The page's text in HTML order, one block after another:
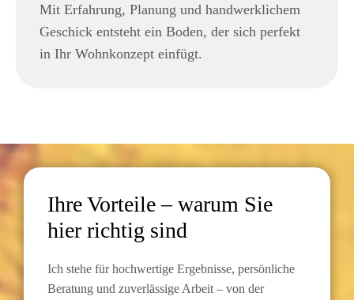
Mit Erfahrung, Planung und handwerklichem
Geschick entsteht ein Boden, der sich perfekt
in Ihr Wohnkonzept einfügt.
Ihre Vorteile – warum Sie
hier richtig sind
Ich stehe für hochwertige Ergebnisse, persönliche
Beratung und zuverlässige Arbeit – von der